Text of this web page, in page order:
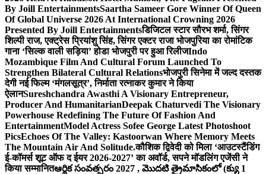
By Joill EntertainmentsSaartha Sameer Gore Winner Of Queen
Of Global Universe 2026 At International Crowning 2026
Presented By Joill Entertainmentsडिजिटल स्टार सौरभ शर्मा, सिंगर
शिल्पी राज, एक्ट्रेस प्रियांशु सिंह, सिंगर एक्टर राजा भोजपुरिया का रोमांटिक
गाना ‘सिल्क वाली सड़िया’ होडा भोजपुरी पर हुआ रिलीजIndo
Mozambique Film And Cultural Forum Launched To
Strengthen Bilateral Cultural Relationsभोजपुरी सिनेमा में जल्द दस्तक
देगी नई फिल्म ‘मंगलसूत्र’, निर्माता रत्नाकर कुमार ने किया
ऐलानSureshchandra Awasthi A Visionary Entrepreneur,
Producer And HumanitarianDeepak Chaturvedi The Visionary
Powerhouse Redefining The Future Of Fashion And
EntertainmentModel Actress Sofee George Latest Photoshoot
PicsEchoes Of The Valley: Kastoorwan Where Memory Meets
The Mountain Air And Solitude.कौशिक द्विवेदी को मिला ‘आउटस्टैंडिंग
ई-कॉमर्स शूट ऑफ द ईयर 2026-2027’ का अवॉर्ड, सपने मॉडलिंग एजेंसी ने
किया सम्मानितఆర్థిక సంవత్సరం 2027 , మొదటి త్రైమాసికంలో (క్యు 1